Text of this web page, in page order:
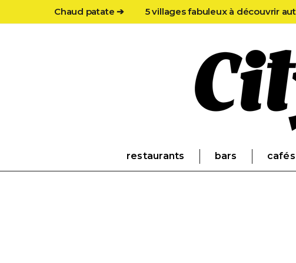
Chaud patate ➔ 5 villages fabuleux à découvrir
restaurants bars cafés